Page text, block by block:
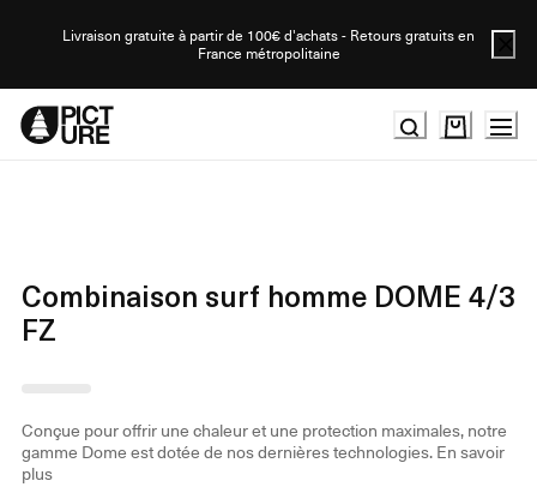
Livraison gratuite à partir de 100€ d'achats - Retours gratuits en
France métropolitaine
Combinaison surf homme DOME 4/3
FZ
Conçue pour offrir une chaleur et une protection maximales, notre
gamme Dome est dotée de nos dernières technologies.En savoir
plus